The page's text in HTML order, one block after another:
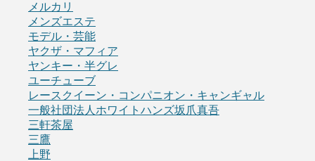
メルカリ
メンズエステ
モデル・芸能
ヤクザ・マフィア
ヤンキー・半グレ
ユーチューブ
レースクイーン・コンパニオン・キャンギャル
一般社団法人ホワイトハンズ坂爪真吾
三軒茶屋
三鷹
上野